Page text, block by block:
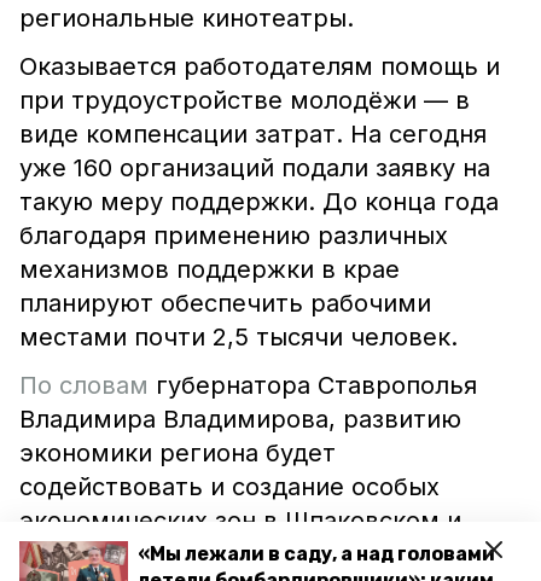
«Мы лежали в саду, а над головами
региональные кинотеатры.
Оказывается работодателям помощь и
при трудоустройстве молодёжи — в
виде компенсации затрат. На сегодня
уже 160 организаций подали заявку на
такую меру поддержки. До конца года
благодаря применению различных
механизмов поддержки в крае
планируют обеспечить рабочими
местами почти 2,5 тысячи человек.
По словам губернатора Ставрополья
Владимира Владимирова, развитию
экономики региона будет
содействовать и создание особых
экономических зон в Шпаковском и
Минераловодском округах.